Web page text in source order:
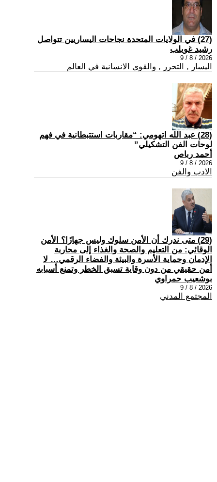
(27) في الولايات المتحدة نجاحات اليساريين تتواصل
رشيد غويلب
2026 / 8 / 9
اليسار , التحرر , والقوى الانسانية في العالم
(28) عبد الله اتهومي: “مقاربات استتبطانية في فهم
لوحات الفن التشكيلي”
أحمد رباص
2026 / 8 / 9
الادب والفن
(29) متى ندرك أن الأمن سلوك وليس جهازًا؟ الأمن
الوقائي: من التعليم والصحة والغذاء إلى محاربة
الإدمان وحماية الأسرة والبيئة والفضاء الرقمي… لا
أمن حقيقي من دون وقاية تسبق الخطر وتمنع أسبابه
بوشعيب حمراوي
2026 / 8 / 9
المجتمع المدني